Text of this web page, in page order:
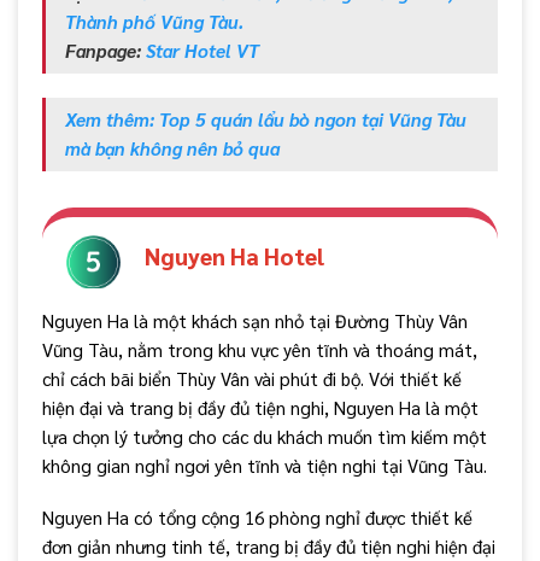
Thành phố Vũng Tàu.
Fanpage: Star Hotel VT
Xem thêm: Top 5 quán lẩu bò ngon tại Vũng Tàu
mà bạn không nên bỏ qua
Nguyen Ha Hotel
Nguyen Ha là một khách sạn nhỏ tại Đường Thùy Vân
Vũng Tàu, nằm trong khu vực yên tĩnh và thoáng mát,
chỉ cách bãi biển Thùy Vân vài phút đi bộ. Với thiết kế
hiện đại và trang bị đầy đủ tiện nghi, Nguyen Ha là một
lựa chọn lý tưởng cho các du khách muốn tìm kiếm một
không gian nghỉ ngơi yên tĩnh và tiện nghi tại Vũng Tàu.
Nguyen Ha có tổng cộng 16 phòng nghỉ được thiết kế
đơn giản nhưng tinh tế, trang bị đầy đủ tiện nghi hiện đại